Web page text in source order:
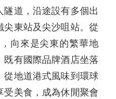
道，沿途設有多個出
尖東站及尖沙咀站。從
向來是尖東的繁華地
既有國際品牌酒店坐落
從地道港式風味到環球
受美食，成為休閒聚會